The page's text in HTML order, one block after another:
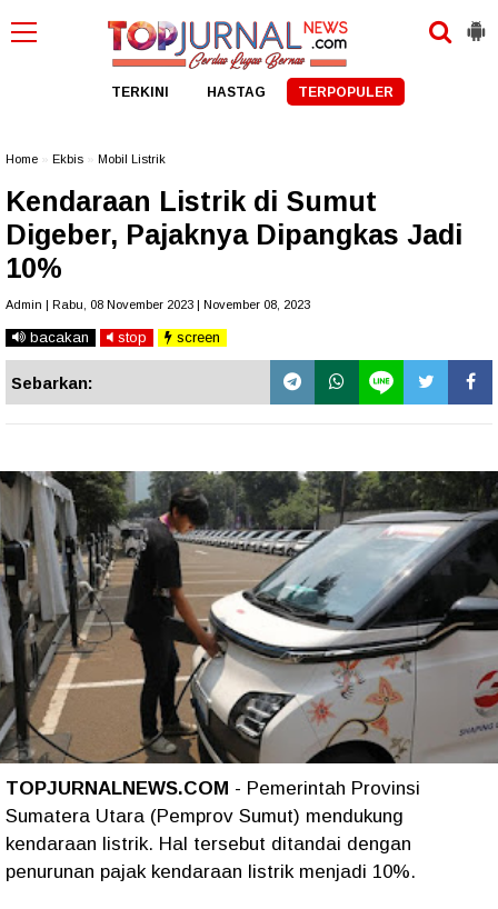
TERKINI HASTAG TERPOPULER
Home Ekbis Mobil Listrik
Kendaraan Listrik di Sumut
Digeber, Pajaknya Dipangkas Jadi
10%
Admin | Rabu, 08 November 2023 | November 08, 2023
bacakan stop screen
Sebarkan:
TOPJURNALNEWS.COM - Pemerintah Provinsi
Sumatera Utara (Pemprov Sumut) mendukung
kendaraan listrik. Hal tersebut ditandai dengan
penurunan pajak kendaraan listrik menjadi 10%.